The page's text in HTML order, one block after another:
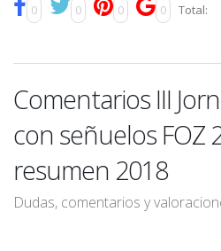
0 0 0 0 Total:
Comentarios III
con señuelos FOZ
resumen 2018
Dudas, comentarios y